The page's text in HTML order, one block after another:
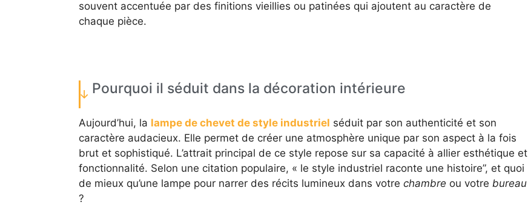
souvent accentuée par des finitions vieillies ou patinées qui ajoutent au caractère de
chaque pièce.
Pourquoi il séduit dans la décoration intérieure
Aujourd’hui, la lampe de chevet de style industriel séduit par son authenticité et son
caractère audacieux. Elle permet de créer une atmosphère unique par son aspect à la fois
brut et sophistiqué. L’attrait principal de ce style repose sur sa capacité à allier esthétique et
fonctionnalité. Selon une citation populaire, « le style industriel raconte une histoire”, et quoi
de mieux qu’une lampe pour narrer des récits lumineux dans votre chambre ou votre bureau
?